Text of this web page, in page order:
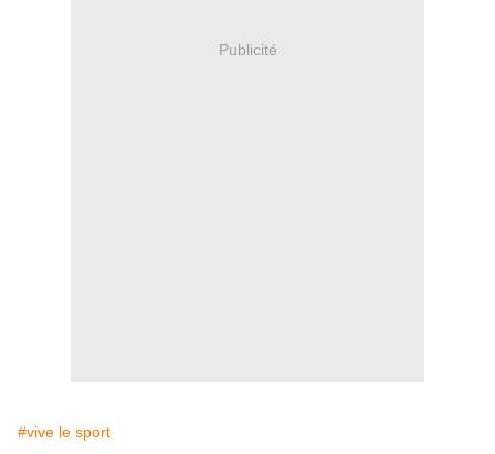
Publicité
#vive le sport